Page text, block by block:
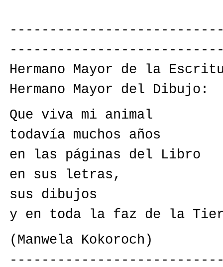
Hermano Mayor de la
Hermano Mayor del Dibujo:
Que viva mi animal
todavía muchos años
en las páginas del Libro
en sus letras,
sus dibujos
y en toda la faz de la
(Manwela Kokoroch)